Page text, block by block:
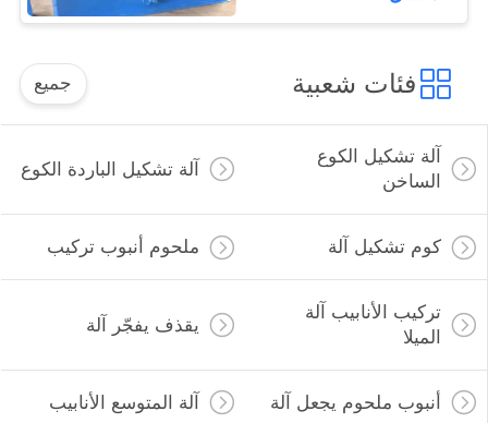
فئات شعبية جميع
آلة تشكيل الكوع
الساخن
آلة تشكيل الباردة الكوع
كوم تشكيل آلة ملحوم أنبوب تركيب
تركيب الأنابيب آلة
الميلا
يقذف يفجّر آلة
أنبوب ملحوم يجعل آلة آلة المتوسع الأنابيب